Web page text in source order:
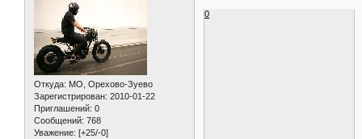
Откуда: МО, Орехово-Зуево
Зарегистрирован: 2010-01-22
Приглашений: 0
Сообщений: 768
Уважение: [+25/-0]
0